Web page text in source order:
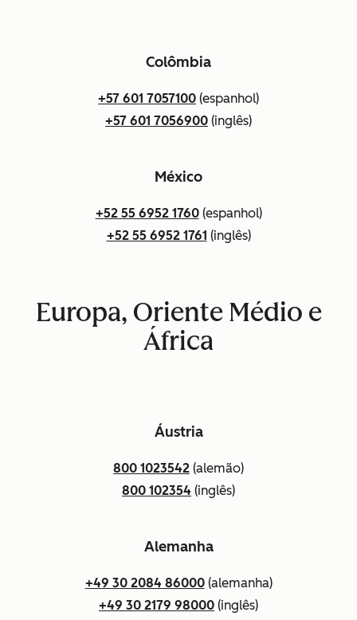
Colômbia
+57 601 7057100 (espanhol)
+57 601 7056900 (inglês)
México
+52 55 6952 1760(espanhol)
+52 55 6952 1761 (inglês)
Europa, Oriente Médio e
África
Áustria
800 1023542 (alemão)
800 102354 (inglês)
Alemanha
+49 30 2084 86000(alemanha)
+49 30 2179 98000 (inglês)